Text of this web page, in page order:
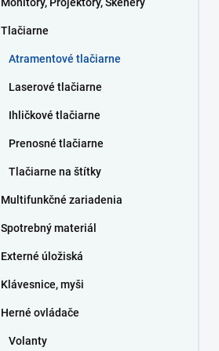
Tlačiarne
Atramentové tlačiarne
Laserové tlačiarne
Ihličkové tlačiarne
Prenosné tlačiarne
Tlačiarne na štítky
Multifunkčné zariadenia
Spotrebný materiál
Externé úložiská
Klávesnice, myši
Herné ovládače
Volanty